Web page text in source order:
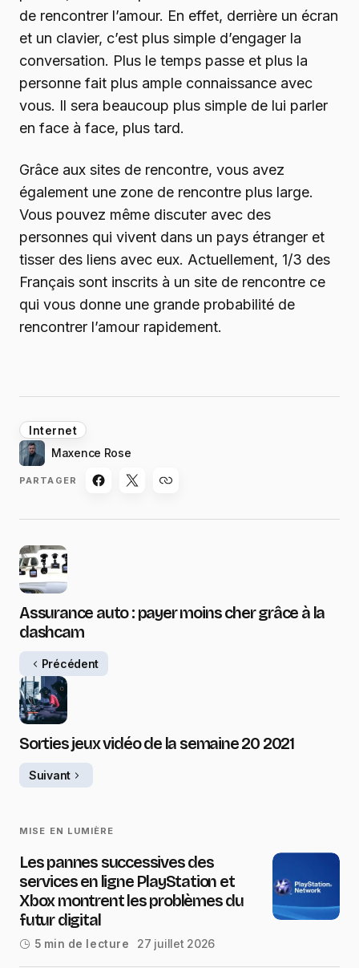
de rencontrer l’amour. En effet, derrière un écran
et un clavier, c’est plus simple d’engager la
conversation. Plus le temps passe et plus la
personne fait plus ample connaissance avec
vous. Il sera beaucoup plus simple de lui parler
en face à face, plus tard.
Grâce aux sites de rencontre, vous avez
également une zone de rencontre plus large.
Vous pouvez même discuter avec des
personnes qui vivent dans un pays étranger et
tisser des liens avec eux. Actuellement, 1/3 des
Français sont inscrits à un site de rencontre ce
qui vous donne une grande probabilité de
rencontrer l’amour rapidement.
Internet
Maxence Rose
PARTAGER
Assurance auto : payer moins cher grâce à la
dashcam
Précédent
Sorties jeux vidéo de la semaine 20 2021
Suivant
MISE EN LUMIÈRE
Les pannes successives des
services en ligne PlayStation et
Xbox montrent les problèmes du
futur digital
5 min de lecture 27 juillet 2026